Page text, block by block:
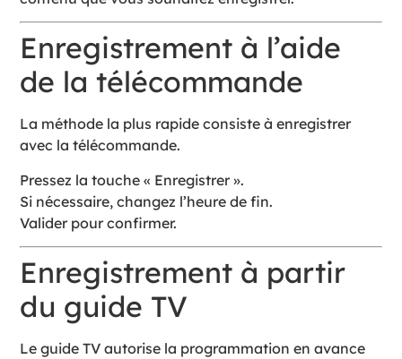
Enregistrement à l’aide
de la télécommande
La méthode la plus rapide consiste à enregistrer
avec la télécommande.
Pressez la touche « Enregistrer ».
Si nécessaire, changez l’heure de fin.
Valider pour confirmer.
Enregistrement à partir
du guide TV
Le guide TV autorise la programmation en avance